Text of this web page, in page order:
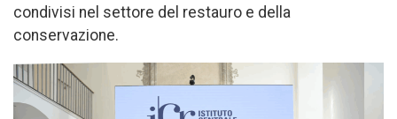
condivisi nel settore del restauro e della
conservazione.